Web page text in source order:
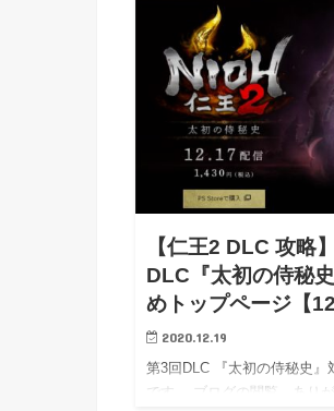
【仁王2 DLC 攻略
DLC『太初の侍秘
めトップページ【
2020.12.19
第3回DLC 『太初の侍秘史』
です。 ブログの閲覧、あり